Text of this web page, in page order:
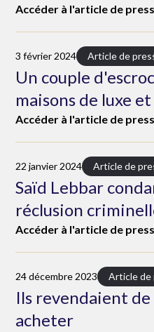
Accéder à l'article de
3 février 2024 Article de
Un couple
maisons de luxe
Tagar
Accéder à l'article de
22 janvier 2024 Article de
Saïd Lebbar
réclusion
Accéder à l'article de
24 décembre 2023 Article de
Ils revendaient
acheter